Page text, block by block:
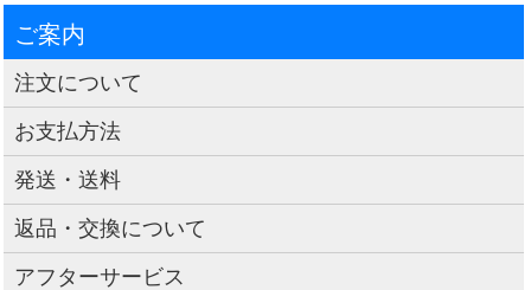
ご案内
注文について
お支払方法
発送・送料
返品・交換について
アフターサービス